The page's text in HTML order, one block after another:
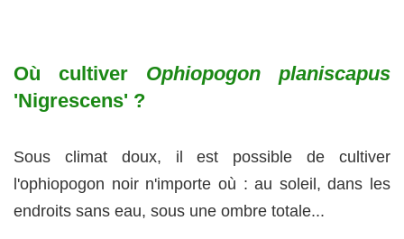
Où cultiver Ophiopogon planiscapus
'Nigrescens' ?
Sous climat doux, il est possible de cultiver
l'ophiopogon noir n'importe où : au soleil, dans les
endroits sans eau, sous une ombre totale...